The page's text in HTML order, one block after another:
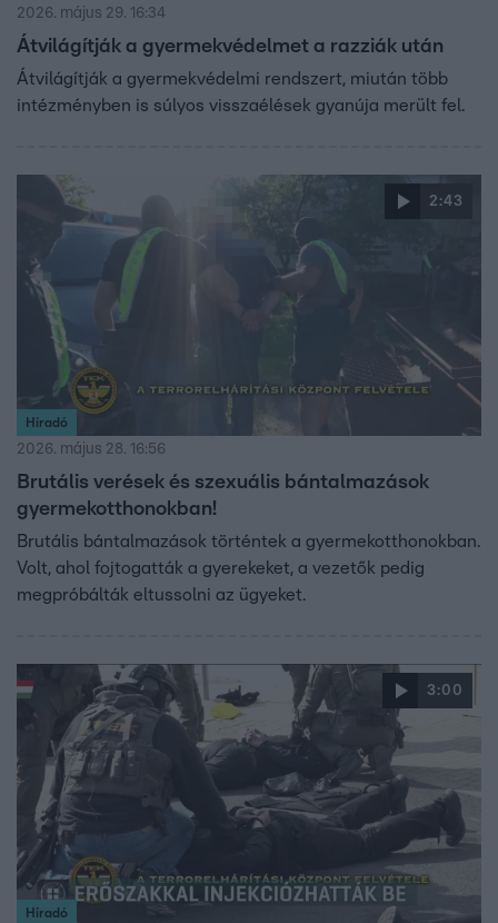
2026. május 29. 16:34
Átvilágítják a gyermekvédelmet a razziák után
Átvilágítják a gyermekvédelmi rendszert, miután több
intézményben is súlyos visszaélések gyanúja merült fel.
2:43
Híradó
2026. május 28. 16:56
Brutális verések és szexuális bántalmazások
gyermekotthonokban!
Brutális bántalmazások történtek a gyermekotthonokban.
Volt, ahol fojtogatták a gyerekeket, a vezetők pedig
megpróbálták eltussolni az ügyeket.
3:00
Híradó